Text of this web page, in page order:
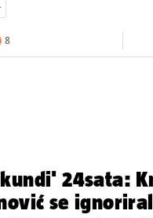
8
24sata:
se